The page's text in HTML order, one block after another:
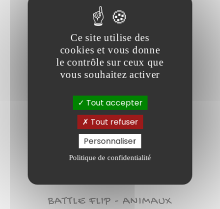
21,90 €Prix
BATTLE FLIP - ANIMAUX
Ce site utilise des
cookies et vous donne
le contrôle sur ceux que
vous souhaitez activer
Tout accepter
Tout refuser
Personnaliser
Politique de confidentialité